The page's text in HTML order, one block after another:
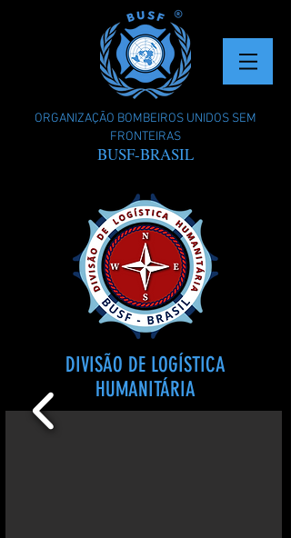
ORGANIZAÇÃO BOMBEIROS UNIDOS SEM
FRONTEIRAS
BUSF-BRASIL
DIVISÃO DE LOGÍSTICA
HUMANITÁRIA